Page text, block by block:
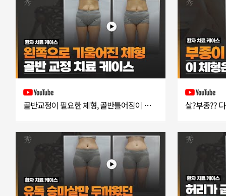
골반교정이 필요한 체형, 골반틀어짐이 있는 사람의 체형은?